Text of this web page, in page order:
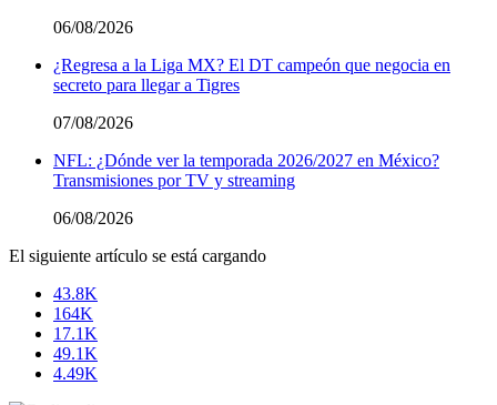
06/08/2026
¿Regresa a la Liga MX? El DT campeón que negocia en
secreto para llegar a Tigres
07/08/2026
NFL: ¿Dónde ver la temporada 2026/2027 en México?
Transmisiones por TV y streaming
06/08/2026
El siguiente artículo se está cargando
43.8K
164K
17.1K
49.1K
4.49K